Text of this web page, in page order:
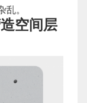
。
空间层